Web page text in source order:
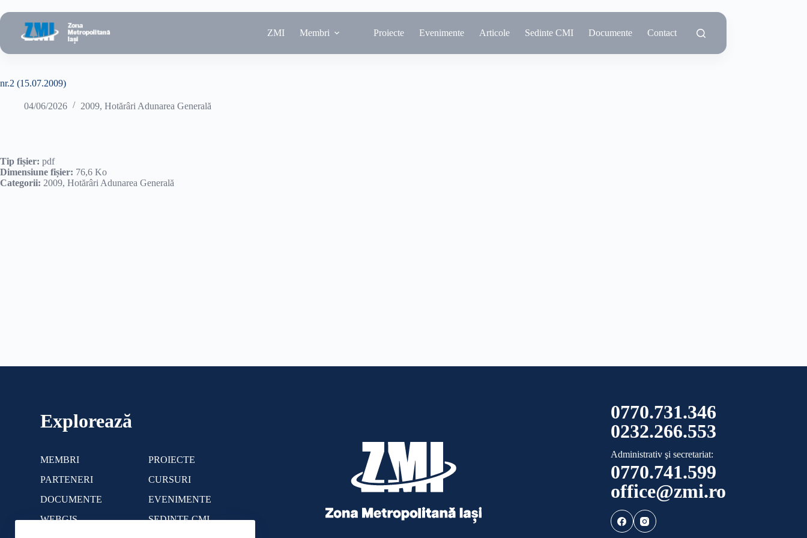
la
conținut
ZMI Membri Proiecte Evenimente Articole Sedinte CMI Documente Contact
nr.2 (15.07.2009)
04/06/2026 2009, Hotărâri Adunarea Generală
Tip fișier: pdf
Dimensiune fișier: 76,6 Ko
Categorii: 2009, Hotărâri Adunarea Generală
Explorează
MEMBRI
PROIECTE
PARTENERI
CURSURI
DOCUMENTE
EVENIMENTE
WEBGIS
SEDINTE CMI
0770.731.346
0232.266.553
Administrativ şi secretariat:
0770.741.599
office@zmi.ro